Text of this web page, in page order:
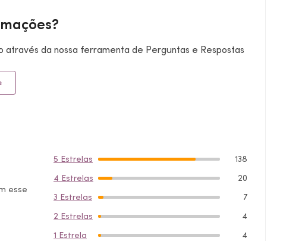
através da nossa ferramenta de Perguntas e Respostas
esse
5 Estrelas
138
4 Estrelas
20
3 Estrelas
7
2 Estrelas
4
1 Estrela
4